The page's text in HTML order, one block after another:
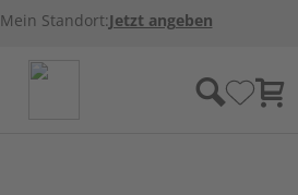
Mein Standort:Jetzt angeben